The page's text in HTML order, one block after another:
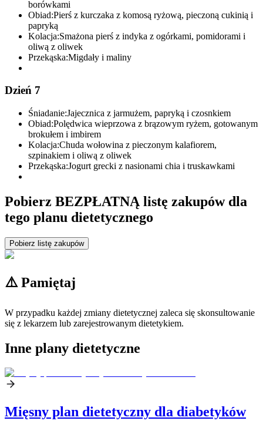
borówkami
Obiad:Pierś z kurczaka z komosą ryżową, pieczoną cukinią i
papryką
Kolacja:Smażona pierś z indyka z ogórkami, pomidorami i
oliwą z oliwek
Przekąska:Migdały i maliny
Dzień 7
Śniadanie:Jajecznica z jarmużem, papryką i czosnkiem
Obiad:Polędwica wieprzowa z brązowym ryżem, gotowanym
brokułem i imbirem
Kolacja:Chuda wołowina z pieczonym kalafiorem,
szpinakiem i oliwą z oliwek
Przekąska:Jogurt grecki z nasionami chia i truskawkami
Pobierz BEZPŁATNĄ listę zakupów dla
tego planu dietetycznego
Pobierz listę zakupów
⚠️ Pamiętaj
W przypadku każdej zmiany dietetycznej zaleca się skonsultowanie
się z lekarzem lub zarejestrowanym dietetykiem.
Inne plany dietetyczne
Mięsny plan dietetyczny dla diabetyków